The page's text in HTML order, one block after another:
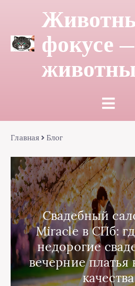
фокусе
Главная Блог
Свадебный
Miracle в СПб:
недорогие
вечерние платья
качества